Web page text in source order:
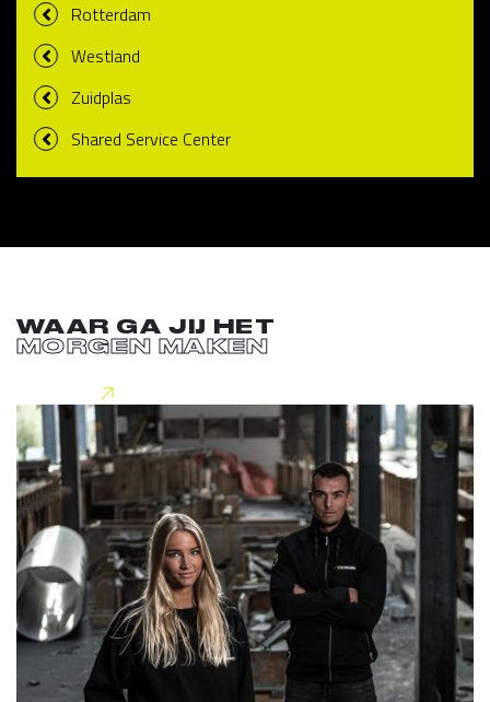
Rotterdam
Westland
Zuidplas
Shared Service Center
WAAR GA JIJ HET
MORGEN MAKEN